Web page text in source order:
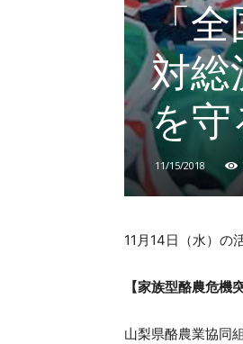
「全
対総
を守
11/15/2018
11月14日（水）の
【家族型酪農危機
山梨県酪農業協同